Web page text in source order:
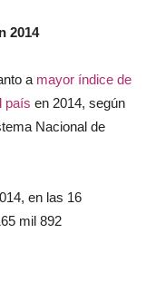
2014
a mayor índice de
país en 2014, según
Nacional de
en las 16
mil 892